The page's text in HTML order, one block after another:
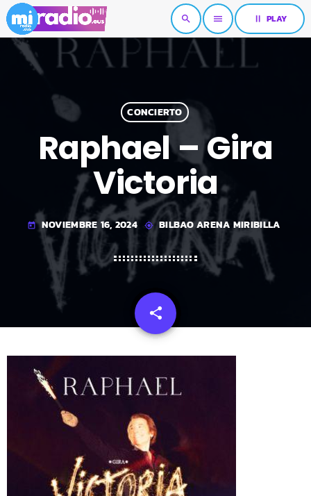
search menu pause PLAY
CONCIERTO
Raphael – Gira
Victoria
today NOVIEMBRE 16, 2024 my_location BILBAO ARENA MIRIBILLA
share
email